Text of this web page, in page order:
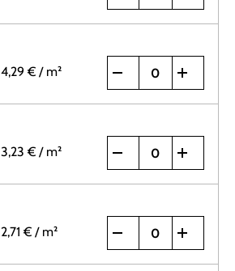
4,29 € / m²
3,23 € / m²
2,71 € / m²